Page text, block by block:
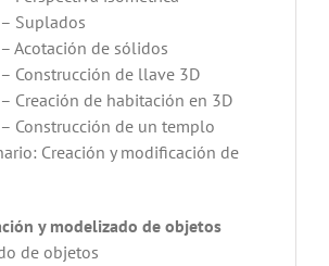
Suplados
Acotación de sólidos
Construcción de llave 3D
Creación de habitación en 3D
Construcción de un templo
Creación y modificación de
y modelizado de objetos
de objetos